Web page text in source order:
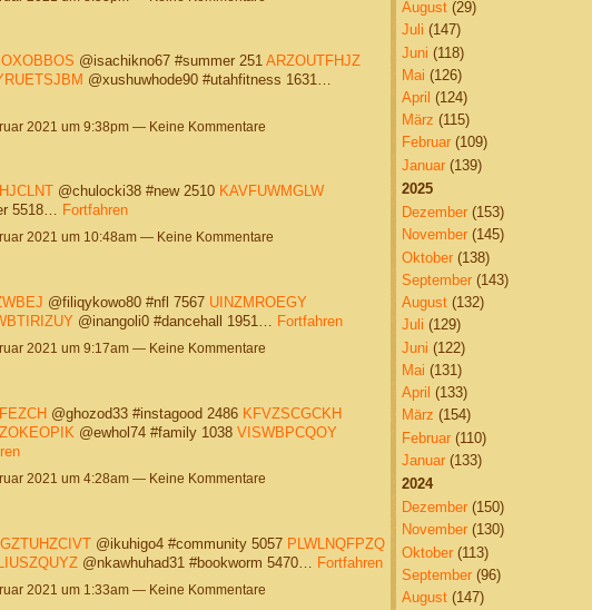
@isachikno67 #summer 251 ARZOUTFHJZ
@xushuwhode90 #utahfitness 1631…
2021 um 9:38pm — Keine Kommentare
@chulocki38 #new 2510 KAVFUWMGLW
5518… Fortfahren
2021 um 10:48am — Keine Kommentare
@filiqykowo80 #nfl 7567 UINZMROEGY
@inangoli0 #dancehall 1951… Fortfahren
2021 um 9:17am — Keine Kommentare
@ghozod33 #instagood 2486 KFVZSCGCKH
@ewhol74 #family 1038 VISWBPCQOY
2021 um 4:28am — Keine Kommentare
GZTUHZCIVT@ikuhigo4 #community 5057 PLWLNQFPZQ
@nkawhuhad31 #bookworm 5470… Fortfahren
2021 um 1:33am — Keine Kommentare
August(29)
Juli (147)
Juni (118)
Mai (126)
April (124)
März (115)
Februar(109)
Januar(139)
2025
Dezember(153)
November(145)
Oktober(138)
September(143)
August(132)
Juli (129)
Juni (122)
Mai (131)
April (133)
März (154)
Februar(110)
Januar(133)
2024
Dezember(150)
November(130)
Oktober(113)
September(96)
August(147)